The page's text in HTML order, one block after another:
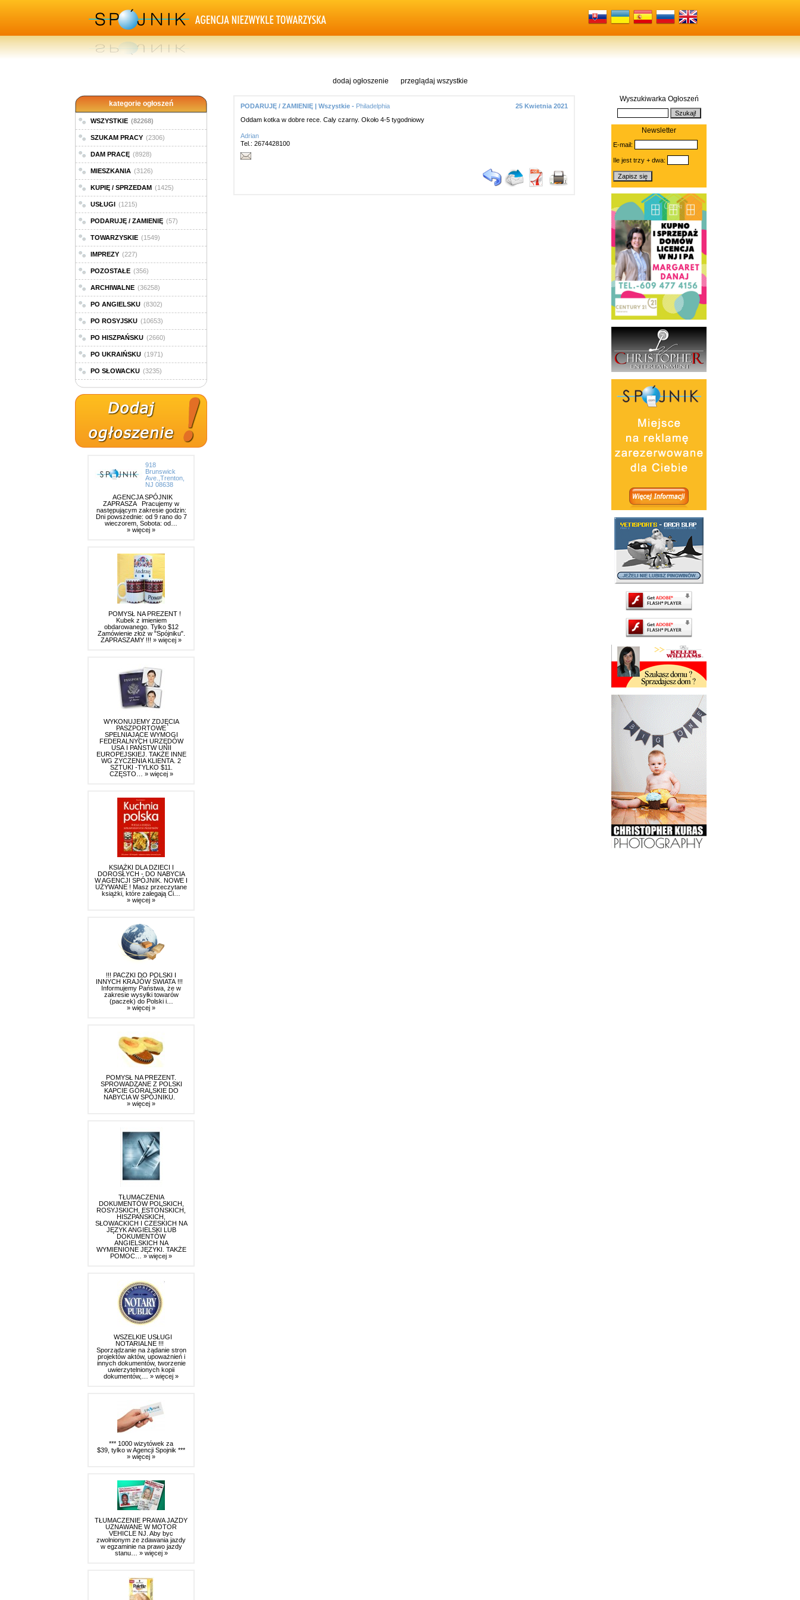
dodaj ogłoszenie przeglądaj wszystkie
kategorie ogłoszeń
WSZYSTKIE (82268)
SZUKAM PRACY (2306)
DAM PRACĘ (8928)
MIESZKANIA (3126)
KUPIĘ / SPRZEDAM (1425)
USŁUGI (1215)
PODARUJĘ / ZAMIENIĘ (57)
TOWARZYSKIE (1549)
IMPREZY (227)
POZOSTAŁE (356)
ARCHIWALNE (36258)
PO ANGIELSKU (8302)
PO ROSYJSKU (10653)
PO HISZPAŃSKU (2660)
PO UKRAIŃSKU (1971)
PO SŁOWACKU (3235)
918
Brunswick
Ave.,Trenton,
NJ 08638
AGENCJA SPÓJNIK
ZAPRASZA Pracujemy w
następującym zakresie godzin:
Dni powszednie: od 9 rano do 7
wieczorem, Sobota: od…
» więcej »
POMYSŁ NA PREZENT !
Kubek z imieniem
obdarowanego. Tylko $12
Zamówienie złoż w "Spójniku".
ZAPRASZAMY !!! » więcej »
WYKONUJEMY ZDJĘCIA
PASZPORTOWE
SPELNIAJĄCE WYMOGI
FEDERALNYCH URZĘDÓW
USA I PAŃSTW UNII
EUROPEJSKIEJ. TAKŻE INNE
WG ZYCZENIA KLIENTA. 2
SZTUKI -TYLKO $11.
CZĘSTO… » więcej »
KSIĄŻKI DLA DZIECI I
DOROSŁYCH - DO NABYCIA
W AGENCJI SPÓJNIK. NOWE I
UŻYWANE ! Masz przeczytane
książki, które zalegają Ci…
» więcej »
!!! PACZKI DO POLSKI I
INNYCH KRAJÓW ŚWIATA !!!
Informujemy Państwa, że w
zakresie wysyłki towarów
(paczek) do Polski i…
» więcej »
POMYSŁ NA PREZENT.
SPROWADZANE Z POLSKI
KAPCIE GÓRALSKIE DO
NABYCIA W SPÓJNIKU.
» więcej »
TŁUMACZENIA
DOKUMENTÓW POLSKICH,
ROSYJSKICH, ESTOŃSKICH,
HISZPAŃSKICH,
SŁOWACKICH I CZESKICH NA
JĘZYK ANGIELSKI LUB
DOKUMENTÓW
ANGIELSKICH NA
WYMIENIONE JĘZYKI. TAKŻE
POMOC… » więcej »
WSZELKIE USŁUGI
NOTARIALNE !!!
Sporządzanie na żądanie stron
projektów aktów, upoważnień i
innych dokumentów, tworzenie
uwierzytelnionych kopii
dokumentów,… » więcej »
*** 1000 wizytówek za
$39, tylko w Agencji Spojnik ***
» więcej »
TŁUMACZENIE PRAWA JAZDY
UZNAWANE W MOTOR
VEHICLE NJ. Aby byc
zwolnionym ze zdawania jazdy
w egzaminie na prawo jazdy
stanu… » więcej »
PODARUJĘ / ZAMIENIĘ | Wszystkie - Philadelphia
25 Kwietnia 2021
Oddam kotka w dobre rece. Caly czarny. Około 4-5 tygodniowy
Adrian
Tel.: 2674428100
Wyszukiwarka Ogłoszeń
Newsletter
E-mail:
Ile jest trzy + dwa: